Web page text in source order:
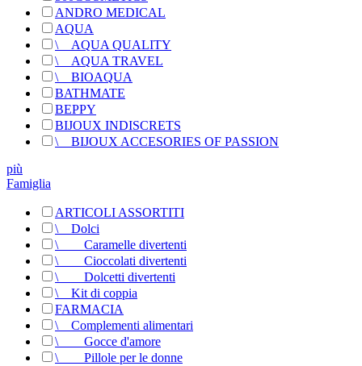
ANDRO MEDICAL
AQUA
\__ AQUA QUALITY
\__ AQUA TRAVEL
\__ BIOAQUA
BATHMATE
BEPPY
BIJOUX INDISCRETS
\__ BIJOUX ACCESORIES OF PASSION
più
Famiglia
ARTICOLI ASSORTITI
\__ Dolci
\__
Caramelle divertenti
\__
Cioccolati divertenti
\__
Dolcetti divertenti
\__ Kit di coppia
FARMACIA
\__ Complementi alimentari
\__
Gocce d'amore
\__
Pillole per le donne